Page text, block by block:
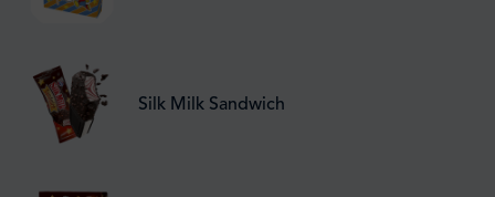
Silk Milk Sandwich